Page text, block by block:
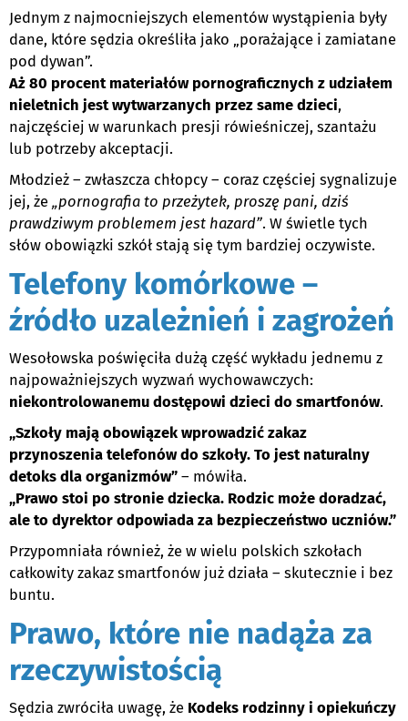
Jednym z najmocniejszych elementów wystąpienia były
dane, które sędzia określiła jako „porażające i zamiatane
pod dywan”.
Aż 80 procent materiałów pornograficznych z udziałem
nieletnich jest wytwarzanych przez same dzieci,
najczęściej w warunkach presji rówieśniczej, szantażu
lub potrzeby akceptacji.
Młodzież – zwłaszcza chłopcy – coraz częściej sygnalizuje
jej, że „pornografia to przeżytek, proszę pani, dziś
prawdziwym problemem jest hazard”. W świetle tych
słów obowiązki szkół stają się tym bardziej oczywiste.
Telefony komórkowe –
źródło uzależnień i zagrożeń
Wesołowska poświęciła dużą część wykładu jednemu z
najpoważniejszych wyzwań wychowawczych:
niekontrolowanemu dostępowi dzieci do smartfonów.
„Szkoły mają obowiązek wprowadzić zakaz
przynoszenia telefonów do szkoły. To jest naturalny
detoks dla organizmów” – mówiła.
„Prawo stoi po stronie dziecka. Rodzic może doradzać,
ale to dyrektor odpowiada za bezpieczeństwo uczniów.”
Przypomniała również, że w wielu polskich szkołach
całkowity zakaz smartfonów już działa – skutecznie i bez
buntu.
Prawo, które nie nadąża za
rzeczywistością
Sędzia zwróciła uwagę, że Kodeks rodzinny i opiekuńczy